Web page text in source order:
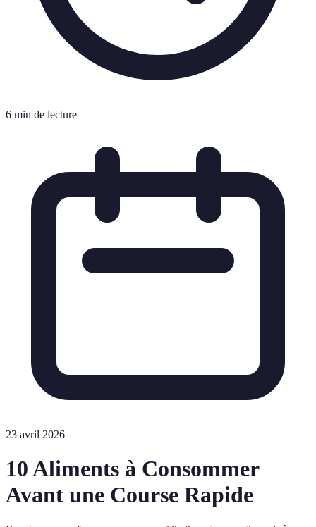
6 min de lecture
23 avril 2026
10 Aliments à Consommer
Avant une Course Rapide